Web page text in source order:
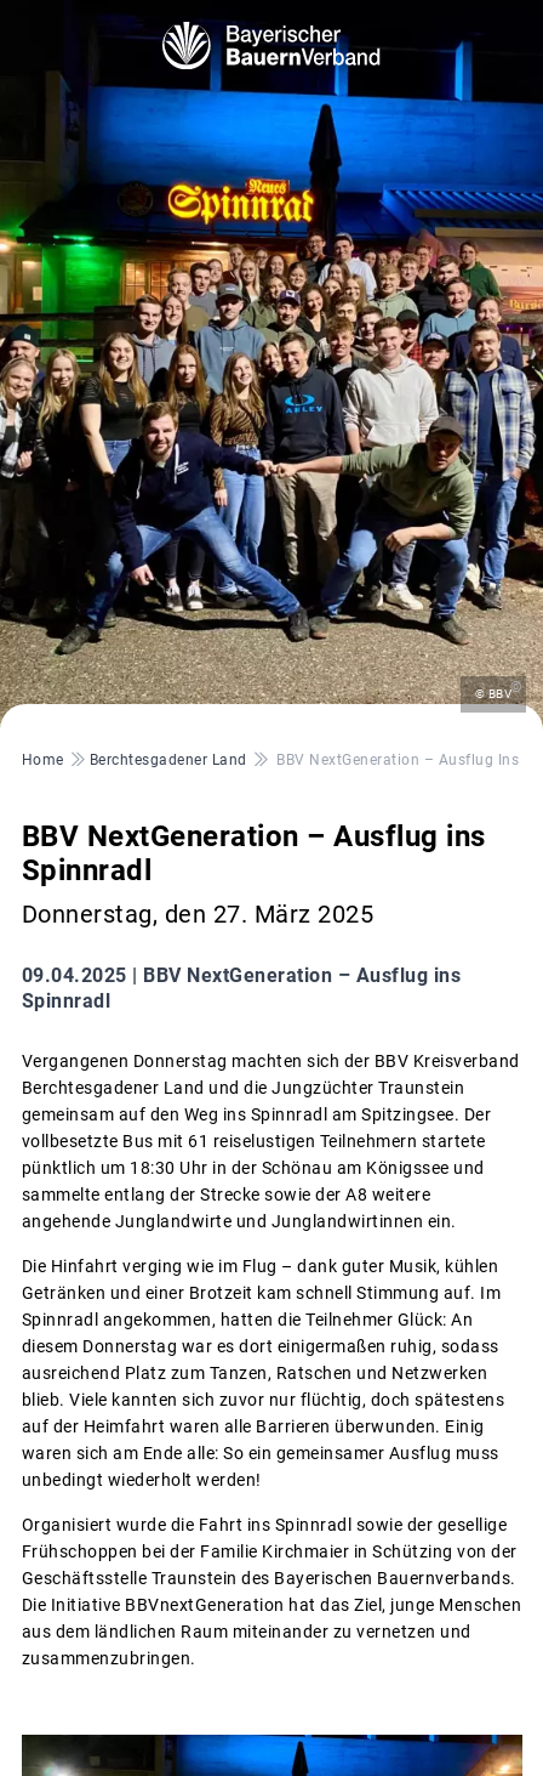
© BBV©
Pfadnavigation
Home Berchtesgadener Land BBV NextGeneration – Ausflug Ins
BBV NextGeneration – Ausflug ins
Spinnradl
Donnerstag, den 27. März 2025
09.04.2025 | BBV NextGeneration – Ausflug ins
Spinnradl
Vergangenen Donnerstag machten sich der BBV Kreisverband
Berchtesgadener Land und die Jungzüchter Traunstein
gemeinsam auf den Weg ins Spinnradl am Spitzingsee. Der
vollbesetzte Bus mit 61 reiselustigen Teilnehmern startete
pünktlich um 18:30 Uhr in der Schönau am Königssee und
sammelte entlang der Strecke sowie der A8 weitere
angehende Junglandwirte und Junglandwirtinnen ein.
Die Hinfahrt verging wie im Flug – dank guter Musik, kühlen
Getränken und einer Brotzeit kam schnell Stimmung auf. Im
Spinnradl angekommen, hatten die Teilnehmer Glück: An
diesem Donnerstag war es dort einigermaßen ruhig, sodass
ausreichend Platz zum Tanzen, Ratschen und Netzwerken
blieb. Viele kannten sich zuvor nur flüchtig, doch spätestens
auf der Heimfahrt waren alle Barrieren überwunden. Einig
waren sich am Ende alle: So ein gemeinsamer Ausflug muss
unbedingt wiederholt werden!
Organisiert wurde die Fahrt ins Spinnradl sowie der gesellige
Frühschoppen bei der Familie Kirchmaier in Schützing von der
Geschäftsstelle Traunstein des Bayerischen Bauernverbands.
Die Initiative BBVnextGeneration hat das Ziel, junge Menschen
aus dem ländlichen Raum miteinander zu vernetzen und
zusammenzubringen.